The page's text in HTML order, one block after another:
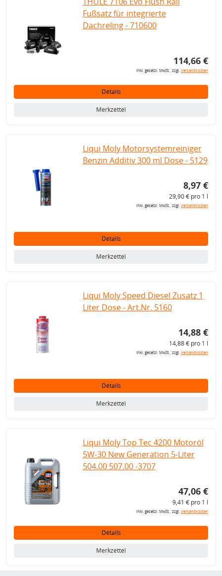
Fußsatz für integrierte
Dachreling - 710600
114,66 €
inkl. gesetzl. MwSt., zzgl.Versandkosten
Details
Merkzettel
Liqui Moly Motorsystemreiniger
Benzin Additiv 300 ml Dose - 5129
8,97 €
29,90 € pro 1 l
inkl. gesetzl. MwSt., zzgl.Versandkosten
Details
Merkzettel
Liqui Moly Speed Diesel Zusatz 1
Liter Dose - Art.Nr. 5160
14,88 €
14,88 € pro 1 l
inkl. gesetzl. MwSt., zzgl.Versandkosten
Details
Merkzettel
Liqui Moly Top Tec 4200 Motoröl
5W-30 New Generation 5-Liter
504.00 507.00 -3707
47,06 €
9,41 € pro 1 l
inkl. gesetzl. MwSt., zzgl.Versandkosten
Details
Merkzettel